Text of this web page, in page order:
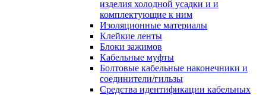
изделия холодной усадки и и
комплектующие к ним
Изоляционные материалы
Клейкие ленты
Блоки зажимов
Кабельные муфты
Болтовые кабельные наконечники и
соединители/гильзы
Средства идентификации кабельных